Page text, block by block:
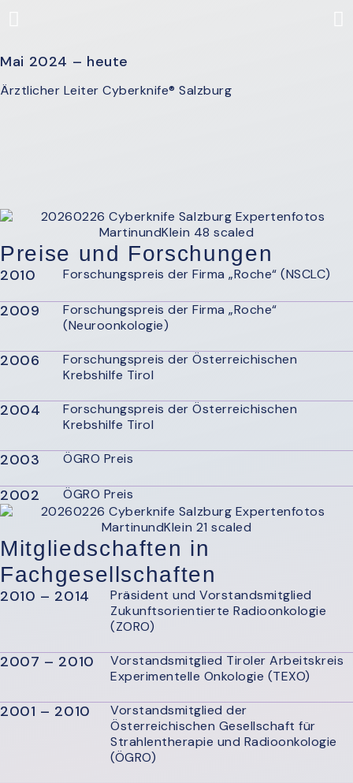
Mai 2024 – heute
Ärztlicher Leiter Cyberknife® Salzburg
Preise und Forschungen
2010 Forschungspreis der Firma „Roche“ (NSCLC)
2009
Forschungspreis der Firma „Roche“
(Neuroonkologie)
2006
Forschungspreis der Österreichischen
Krebshilfe Tirol
2004
Forschungspreis der Österreichischen
Krebshilfe Tirol
2003 ÖGRO Preis
2002 ÖGRO Preis
Mitgliedschaften in
Fachgesellschaften
2010 – 2014
Präsident und Vorstandsmitglied
Zukunftsorientierte Radioonkologie
(ZORO)
2007 – 2010
Vorstandsmitglied Tiroler Arbeitskreis
Experimentelle Onkologie (TEXO)
2001 – 2010
Vorstandsmitglied der
Österreichischen Gesellschaft für
Strahlentherapie und Radioonkologie
(ÖGRO)